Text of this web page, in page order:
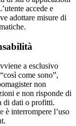
accede e
adottare misure di
a esclusivo
come sono”,
non
e non risponde di
di dati o profitti.
è interrompere l’uso